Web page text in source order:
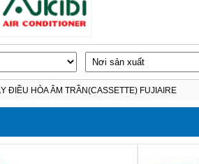
ĐIỀU HÒA ÂM TRẦN(CASSETTE) FUJIAIRE